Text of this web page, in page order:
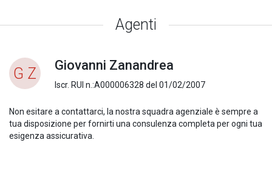
Agenti
G Z Giovanni Zanandrea
Iscr. RUI n.:A000006328 del 01/02/2007
Non esitare a contattarci, la nostra squadra agenziale è sempre a
tua disposizione per fornirti una consulenza completa per ogni tua
esigenza assicurativa.